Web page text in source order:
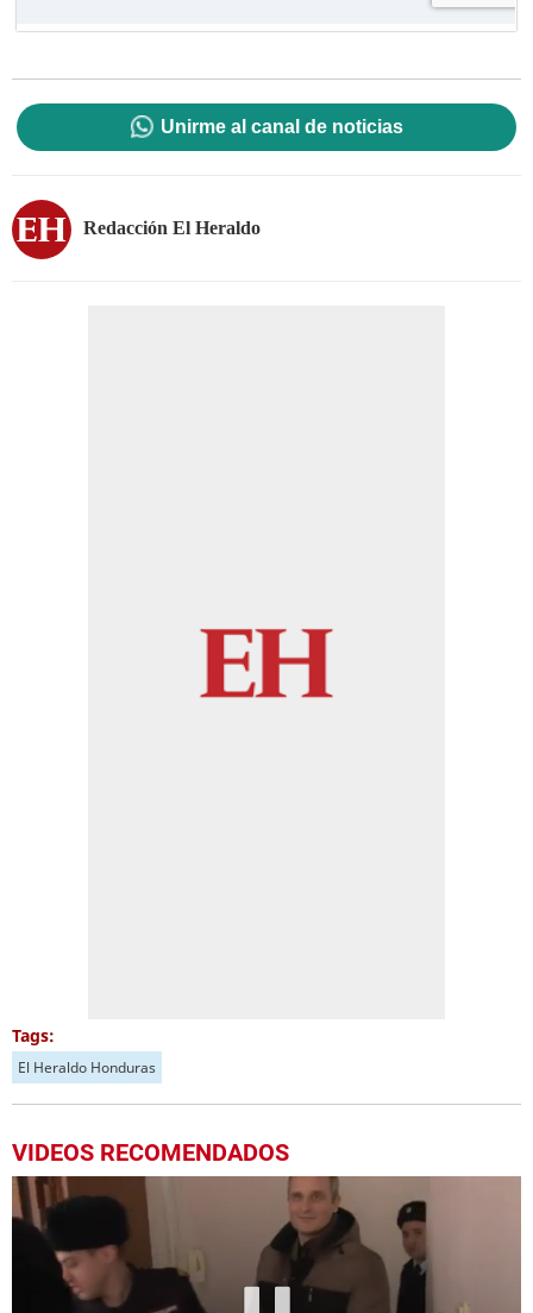
Unirme al canal de noticias
Redacción El Heraldo
Tags:
El Heraldo Honduras
VIDEOS RECOMENDADOS